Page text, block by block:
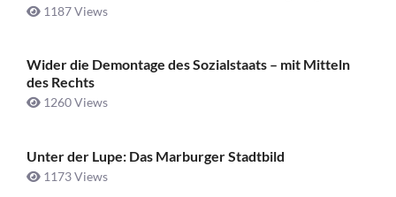
1187 Views
Wider die Demontage des Sozialstaats – mit Mitteln
des Rechts
1260 Views
Unter der Lupe: Das Marburger Stadtbild
1173 Views